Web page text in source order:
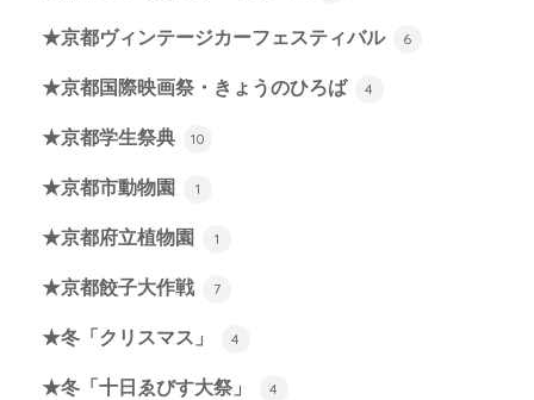
★京都ヴィンテージカーフェスティバル 6
★京都国際映画祭・きょうのひろば 4
★京都学生祭典 10
★京都市動物園 1
★京都府立植物園 1
★京都餃子大作戦 7
★冬「クリスマス」 4
★冬「十日ゑびす大祭」 4